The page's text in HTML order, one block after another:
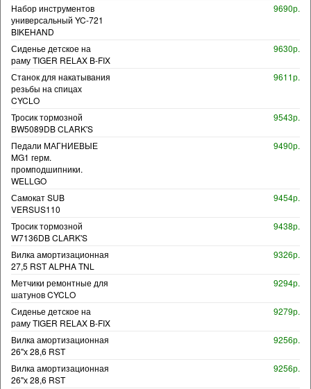
Набор инструментов
универсальный YC-721
BIKEHAND
9690р.
Сиденье детское на
раму TIGER RELAX B-FIX
9630р.
Станок для накатывания
резьбы на спицах
CYCLO
9611р.
Тросик тормозной
BW5089DB CLARK'S
9543р.
Педали МАГНИЕВЫЕ
MG1 герм.
промподшипники.
WELLGO
9490р.
Самокат SUB
VERSUS110
9454р.
Тросик тормозной
W7136DB CLARK'S
9438р.
Вилка амортизационная
27,5 RST ALPHA TNL
9326р.
Метчики ремонтные для
шатунов CYCLO
9294р.
Сиденье детское на
раму TIGER RELAX B-FIX
9279р.
Вилка амортизационная
26"х 28,6 RST
9256р.
Вилка амортизационная
26"х 28,6 RST
9256р.